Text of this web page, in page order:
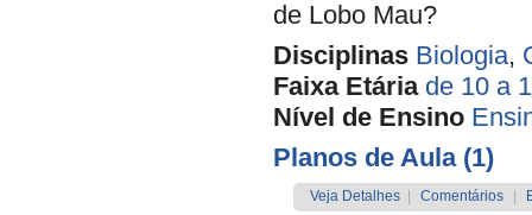
de Lobo Mau?
Disciplinas Biologia,
Faixa Etária de 10 a
Nível de Ensino
Planos de Aula (1)
Veja Detalhes Comentários